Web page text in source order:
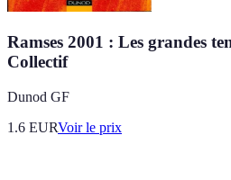
Ramses 2001 : Les grandes
Collectif
Dunod GF
1.6 EURVoir le prix